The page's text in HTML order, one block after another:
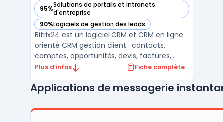
95%Solutions de portails et intranets
d'entreprise
— voir Bitrix24 dans cette catégorie
90%Logiciels de gestion des leads
— voir Bitrix24 dans cette catégorie
Bitrix24 est un logiciel CRM et CRM en ligne
orienté CRM gestion client : contacts,
comptes, opportunités, devis, factures,
campagnes et tickets sont centralisés dans
commerciales exploitent pipelines, scoring
prospection (formulaires web, c ...
Plus d’infos Fiche complète
Applications de messagerie